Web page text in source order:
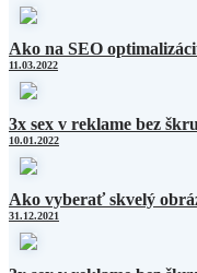
Ako na SEO
11.03.2022
3x sex v reklame bez
10.01.2022
Ako vyberať skvelý
31.12.2021